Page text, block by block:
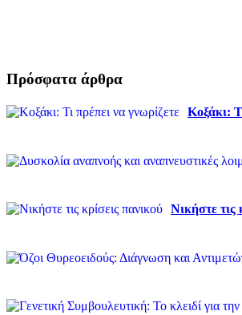
Πρόσφατα άρθρα
Κοξάκι:
Νικήστε τις